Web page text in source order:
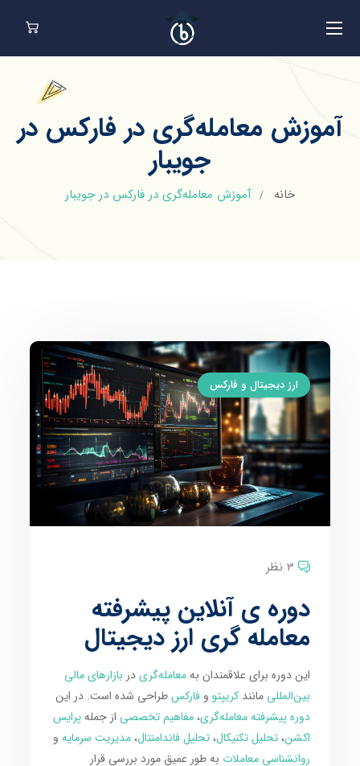
آموزش معامله‌گری در فارکس در
جویبار
خانه آموزش معامله‌گری در فارکس در جویبار
ارز دیجیتال و فارکس
3 نظر
دوره ی آنلاین پیشرفته
معامله گری ارز دیجیتال
این دوره برای علاقمندان بهمعامله‌گریدر بازارهای مالی
بین‌المللی مانندکریپتو وفارکسطراحی شده است. در این
دوره پیشرفته معامله‌گری،مفاهیم تخصصی از جملهپرایس
اکشن،تحلیل تکنیکال،تحلیل فاندامنتال،مدیریت سرمایه و
روانشناسی معاملات به طور عمیق مورد بررسی قرار